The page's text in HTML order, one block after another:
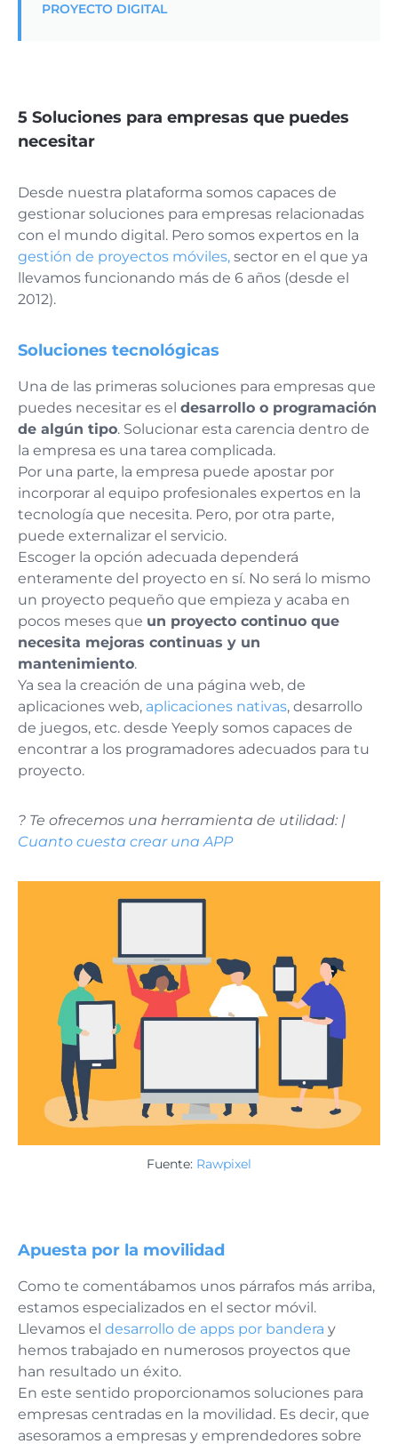
PROYECTO DIGITAL
5 Soluciones para empresas que puedes
necesitar
Desde nuestra plataforma somos capaces de
gestionar soluciones para empresas relacionadas
con el mundo digital. Pero somos expertos en la
gestión de proyectos móviles, sector en el que ya
llevamos funcionando más de 6 años (desde el
2012).
Soluciones tecnológicas
Una de las primeras soluciones para empresas que
puedes necesitar es el desarrollo o programación
de algún tipo. Solucionar esta carencia dentro de
la empresa es una tarea complicada.
Por una parte, la empresa puede apostar por
incorporar al equipo profesionales expertos en la
tecnología que necesita. Pero, por otra parte,
puede externalizar el servicio.
Escoger la opción adecuada dependerá
enteramente del proyecto en sí. No será lo mismo
un proyecto pequeño que empieza y acaba en
pocos meses que un proyecto continuo que
necesita mejoras continuas y un
mantenimiento.
Ya sea la creación de una página web, de
aplicaciones web, aplicaciones nativas, desarrollo
de juegos, etc. desde Yeeply somos capaces de
encontrar a los programadores adecuados para tu
proyecto.
? Te ofrecemos una herramienta de utilidad: |
Cuanto cuesta crear una APP
Fuente: Rawpixel
Apuesta por la movilidad
Como te comentábamos unos párrafos más arriba,
estamos especializados en el sector móvil.
Llevamos el desarrollo de apps por bandera y
hemos trabajado en numerosos proyectos que
han resultado un éxito.
En este sentido proporcionamos soluciones para
empresas centradas en la movilidad. Es decir, que
asesoramos a empresas y emprendedores sobre